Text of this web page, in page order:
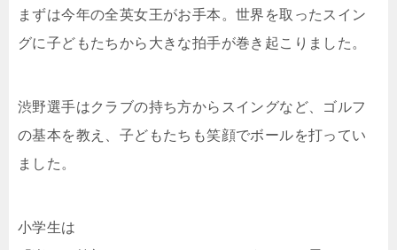
まずは今年の全英女王がお手本。世界を取ったスイン
グに子どもたちから大きな拍手が巻き起こりました。
渋野選手はクラブの持ち方からスイングなど、ゴルフ
の基本を教え、子どもたちも笑顔でボールを打ってい
ました。
小学生は